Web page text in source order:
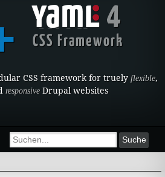
YAML
4
CSS Framework
CSS framework for truely flexible,
responsive Drupal websites
Suchformular
Suche